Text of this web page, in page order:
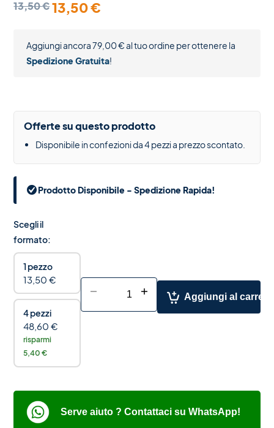
13,50€13,50€
Aggiungi ancora79,00€al tuo ordine per ottenere la
Spedizione Gratuita!
Offerte su questo prodotto
Disponibile in confezioni da 4 pezzi a prezzo scontato.
Prodotto Disponibile - Spedizione Rapida!
Scegli il
formato:
1 pezzo
13,50€
4 pezzi
48,60€
risparmi
5,40 €
- + Aggiungi al
Serve aiuto ? Contattaci su WhatsApp!